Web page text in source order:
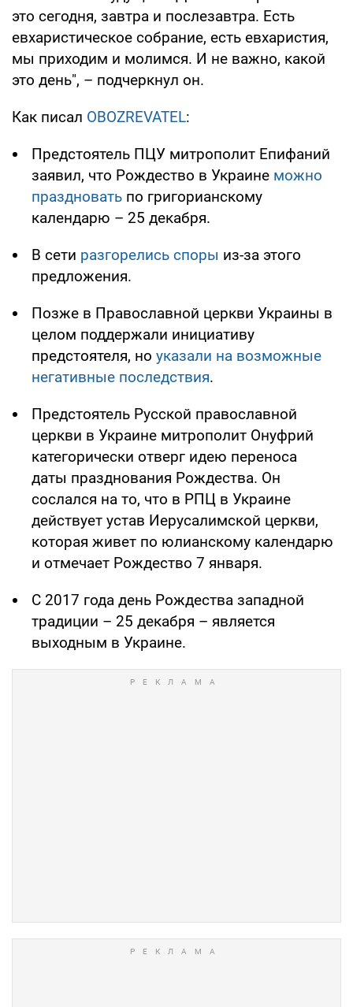
это сегодня, завтра и послезавтра. Есть
евхаристическое собрание, есть евхаристия,
мы приходим и молимся. И не важно, какой
это день", – подчеркнул он.
Как писал OBOZREVATEL:
Предстоятель ПЦУ митрополит Епифаний
заявил, что Рождество в Украине можно
праздновать по григорианскому
календарю – 25 декабря.
В сети разгорелись споры из-за этого
предложения.
Позже в Православной церкви Украины в
целом поддержали инициативу
предстоятеля, но указали на возможные
негативные последствия.
Предстоятель Русской православной
церкви в Украине митрополит Онуфрий
категорически отверг идею переноса
даты празднования Рождества. Он
сослался на то, что в РПЦ в Украине
действует устав Иерусалимской церкви,
которая живет по юлианскому календарю
и отмечает Рождество 7 января.
С 2017 года день Рождества западной
традиции – 25 декабря – является
выходным в Украине.